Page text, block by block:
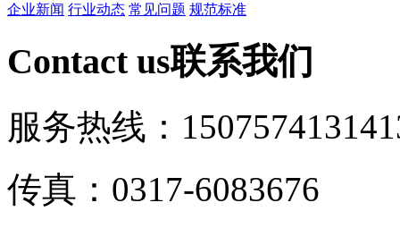
企业新闻 行业动态 常见问题 规范标准
Contact us联系我们
服务热线：15075741314
传真：0317-6083676